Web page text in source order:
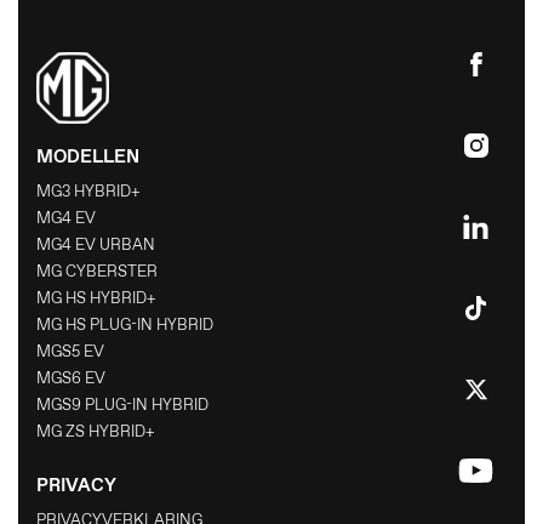
MODELLEN
MG3 HYBRID+
MG4 EV
MG4 EV URBAN
MG CYBERSTER
MG HS HYBRID+
MG HS PLUG-IN HYBRID
MGS5 EV
MGS6 EV
MGS9 PLUG-IN HYBRID
MG ZS HYBRID+
PRIVACY